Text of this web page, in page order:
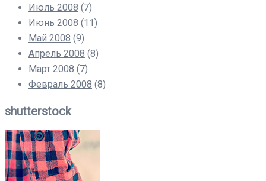
Июль 2008 (7)
Июнь 2008 (11)
Май 2008 (9)
Апрель 2008 (8)
Март 2008 (7)
Февраль 2008 (8)
shutterstock